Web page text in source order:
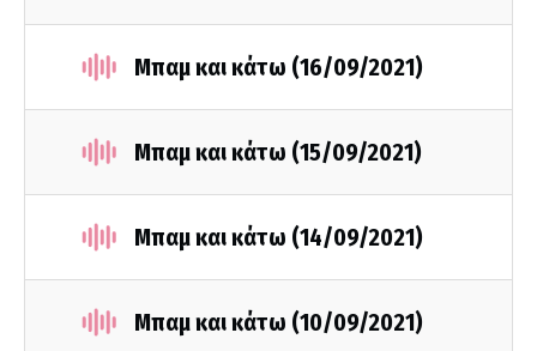
Μπαμ και κάτω (16/09/2021)
Μπαμ και κάτω (15/09/2021)
Μπαμ και κάτω (14/09/2021)
Μπαμ και κάτω (10/09/2021)